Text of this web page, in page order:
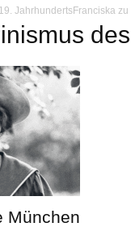
JahrhundertsFranciska
München